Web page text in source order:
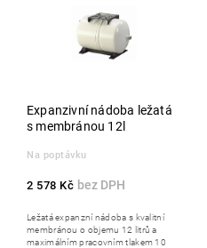
Expanzivní nádoba ležatá
s membránou 12l
Na poptávku
2 578 Kč
Ležatá expanzní nádoba s kvalitní
membránou o objemu 12 litrů a
maximálním pracovním tlakem 10